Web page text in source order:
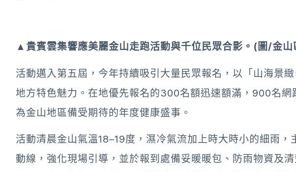
▲貴賓雲集響應美麗金山走跑活動與千位民眾合影。(圖/金山
活動邁入第五屆，今年持續吸引大量民眾報名，以「山海景
地方特色魅力。在地優先報名的300名額迅速額滿，900名網
為金山地區備受期待的年度健康盛事。
活動清晨金山氣溫18–19度，濕冷氣流加上時大時小的細雨，
動線，強化現場引導，並於報到處備妥暖暖包、防雨物資及